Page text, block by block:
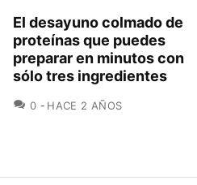
El desayuno colmado de
proteínas que puedes
preparar en minutos con
sólo tres ingredientes
0 COMENTARIOS
HACE 2 AÑOS